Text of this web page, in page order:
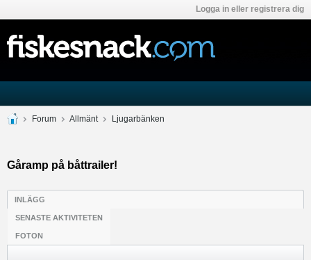
Logga in eller registrera dig
Forum Allmänt Ljugarbänken
Gåramp på båttrailer!
INLÄGG
SENASTE AKTIVITETEN
FOTON